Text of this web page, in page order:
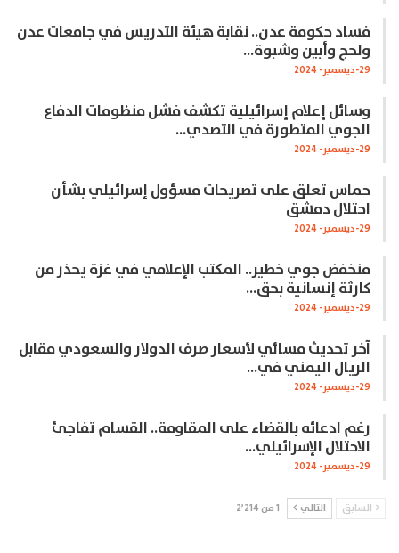
فساد حكومة عدن.. نقابة هيئة التدريس في جامعات عدن
ولحج وأبين وشبوة…
29-ديسمبر- 2024
وسائل إعلام إسرائيلية تكشف فشل منظومات الدفاع
الجوي المتطورة في التصدي…
29-ديسمبر- 2024
حماس تعلق على تصريحات مسؤول إسرائيلي بشأن
احتلال دمشق
29-ديسمبر- 2024
منخفض جوي خطير.. المكتب الإعلامي في غزة يحذر من
كارثة إنسانية بحق…
29-ديسمبر- 2024
آخر تحديث مسائي لأسعار صرف الدولار والسعودي مقابل
الريال اليمني في…
29-ديسمبر- 2024
رغم ادعائه بالقضاء على المقاومة.. القسام تفاجئ
الاحتلال الإسرائيلي…
29-ديسمبر- 2024
السابق التالي 1 من 2٬214